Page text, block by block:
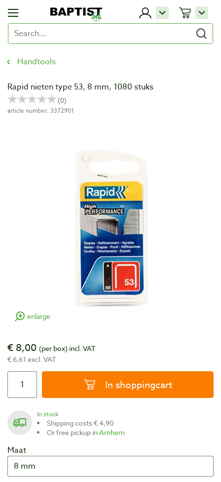
Handtools
Rapid nieten type 53, 8 mm, 1080 stuks
article number: 3372901
enlarge
€ 8,00 (per box) incl. VAT
€ 6,61 excl. VAT
In shoppingcart
In stock
Shipping costs € 4,90
Or free pickup inArnhem
Maat